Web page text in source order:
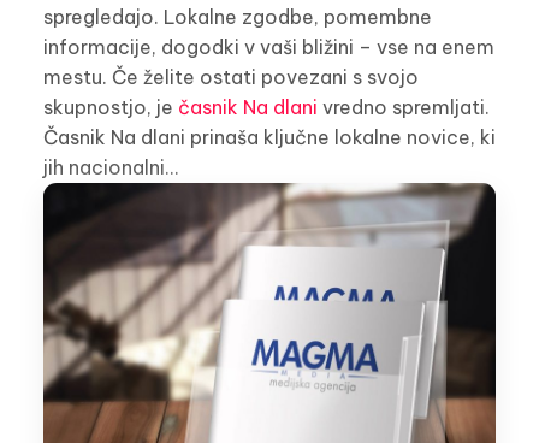
spregledajo. Lokalne zgodbe, pomembne
informacije, dogodki v vaši bližini – vse na enem
mestu. Če želite ostati povezani s svojo
skupnostjo, je časnik Na dlani vredno spremljati.
Časnik Na dlani prinaša ključne lokalne novice, ki
jih nacionalni…